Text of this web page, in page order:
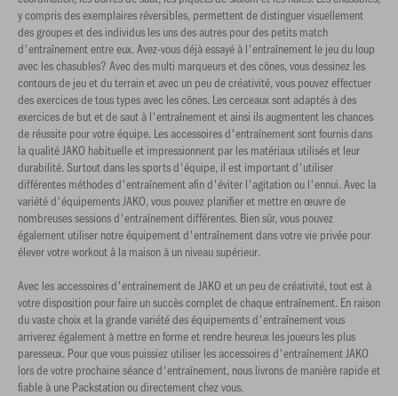
y compris des exemplaires réversibles, permettent de distinguer visuellement
des groupes et des individus les uns des autres pour des petits match
d'entraînement entre eux. Avez-vous déjà essayé à l'entraînement le jeu du loup
avec les chasubles? Avec des multi marqueurs et des cônes, vous dessinez les
contours de jeu et du terrain et avec un peu de créativité, vous pouvez effectuer
des exercices de tous types avec les cônes. Les cerceaux sont adaptés à des
exercices de but et de saut à l'entraînement et ainsi ils augmentent les chances
de réussite pour votre équipe. Les accessoires d'entraînement sont fournis dans
la qualité JAKO habituelle et impressionnent par les matériaux utilisés et leur
durabilité. Surtout dans les sports d'équipe, il est important d'utiliser
différentes méthodes d'entraînement afin d'éviter l'agitation ou l'ennui. Avec la
variété d'équipements JAKO, vous pouvez planifier et mettre en œuvre de
nombreuses sessions d'entraînement différentes. Bien sûr, vous pouvez
également utiliser notre équipement d'entraînement dans votre vie privée pour
élever votre workout à la maison à un niveau supérieur.
Avec les accessoires d'entraînement de JAKO et un peu de créativité, tout est à
votre disposition pour faire un succès complet de chaque entraînement. En raison
du vaste choix et la grande variété des équipements d'entraînement vous
arriverez également à mettre en forme et rendre heureux les joueurs les plus
paresseux. Pour que vous puissiez utiliser les accessoires d'entraînement JAKO
lors de votre prochaine séance d'entraînement, nous livrons de manière rapide et
fiable à une Packstation ou directement chez vous.